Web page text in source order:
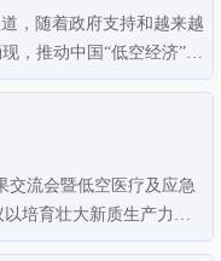
，随着政府支持和越来越
，推动中国“低空经济”向
可能在2026年投入运
，今年年底前将有7家
交流会暨低空医疗及应急
培育壮大新质生产力为
域深度融合的创新成